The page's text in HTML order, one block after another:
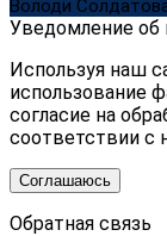
Володи
Уведомление об
Используя наш
использование
согласие на
соответствии с
Соглашаюсь
Обратная связь